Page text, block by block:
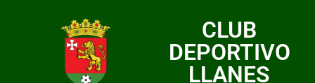
CLUB
DEPORTIVO
LLANES